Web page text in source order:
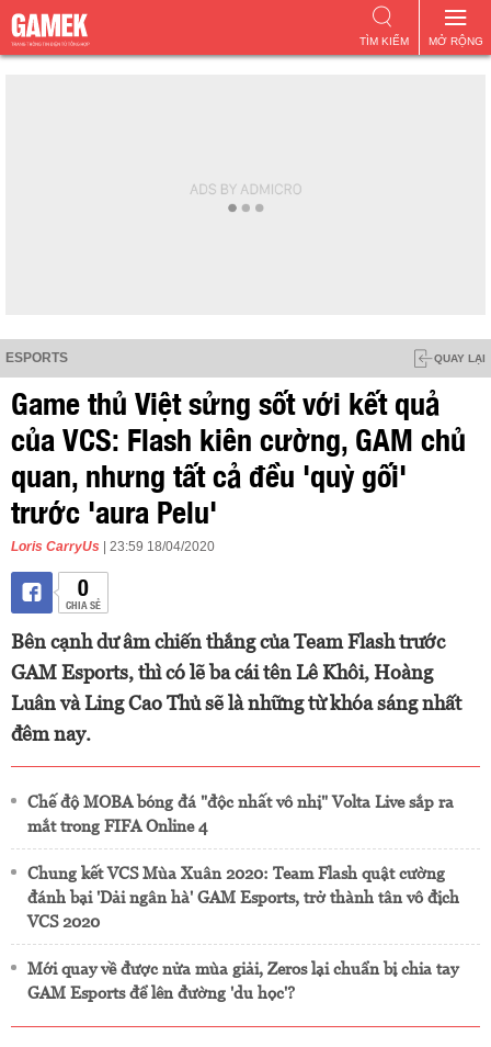
MỞ RỘNG
TÌM KIẾM
ESPORTS QUAY LẠI
Game thủ Việt sửng sốt với kết quả
của VCS: Flash kiên cường, GAM chủ
quan, nhưng tất cả đều 'quỳ gối'
trước 'aura Pelu'
Loris CarryUs | 23:59 18/04/2020
0
CHIA SẺ
Bên cạnh dư âm chiến thắng của Team Flash trước
GAM Esports, thì có lẽ ba cái tên Lê Khôi, Hoàng
Luân và Ling Cao Thủ sẽ là những từ khóa sáng nhất
đêm nay.
Chế độ MOBA bóng đá "độc nhất vô nhị" Volta Live sắp ra
mắt trong FIFA Online 4
Chung kết VCS Mùa Xuân 2020: Team Flash quật cường
đánh bại 'Dải ngân hà' GAM Esports, trở thành tân vô địch
VCS 2020
Mới quay về được nửa mùa giải, Zeros lại chuẩn bị chia tay
GAM Esports để lên đường 'du học'?